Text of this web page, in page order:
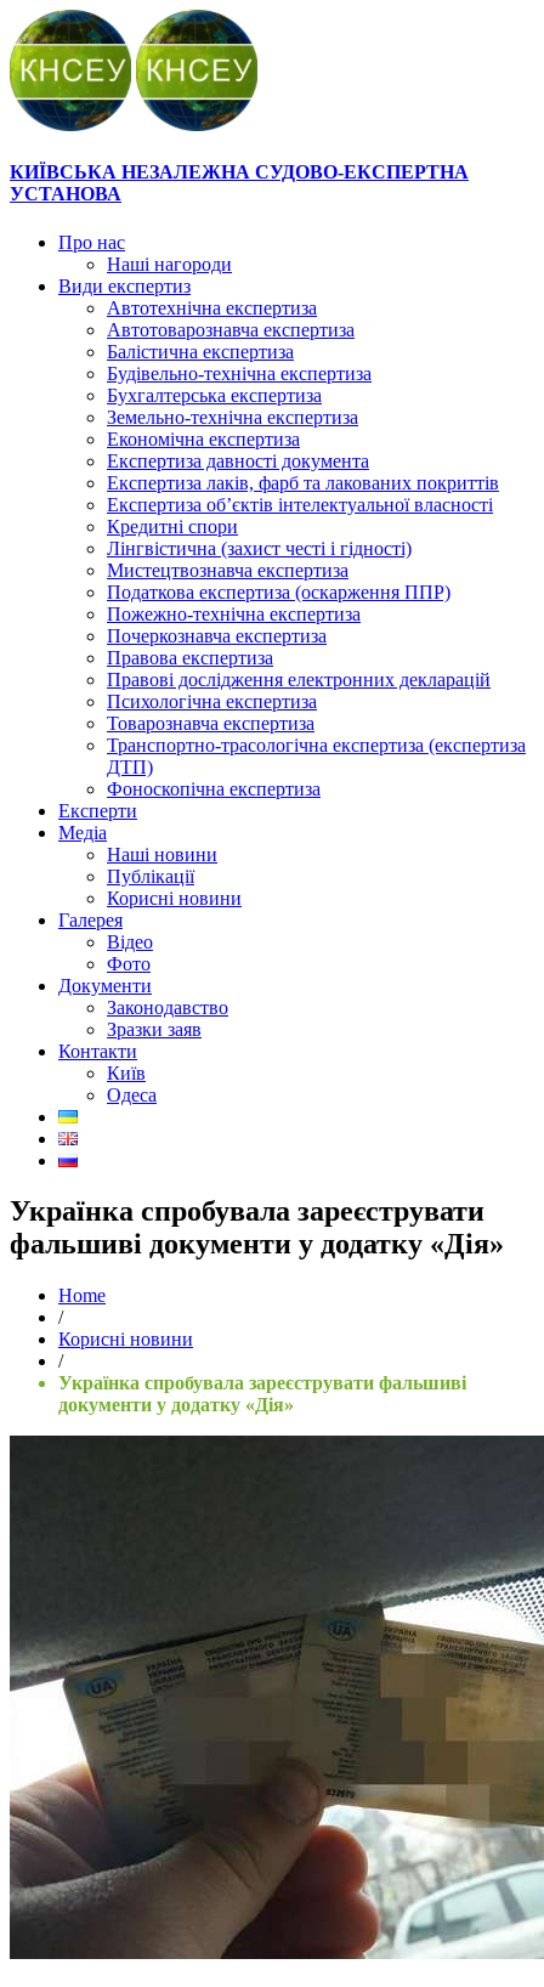
КИЇВСЬКА НЕЗАЛЕЖНА СУДОВО-ЕКСПЕРТНА
УСТАНОВА
Про нас
Наші нагороди
Види експертиз
Автотехнічна експертиза
Автотоварознавча експертиза
Балістична експертиза
Будівельно-технічна експертиза
Бухгалтерська експертиза
Земельно-технічна експертиза
Економічна експертиза
Експертиза давності документа
Експертиза лаків, фарб та лакованих покриттів
Експертиза об’єктів інтелектуальної власності
Кредитні спори
Лінгвістична (захист честі і гідності)
Мистецтвознавча експертиза
Податкова експертиза (оскарження ППР)
Пожежно-технічна експертиза
Почеркознавча експертиза
Правова експертиза
Правові дослідження електронних декларацій
Психологічна експертиза
Товарознавча експертиза
Транспортно-трасологічна експертиза (експертиза
ДТП)
Фоноскопічна експертиза
Експерти
Медіа
Наші новини
Публікації
Корисні новини
Галерея
Відео
Фото
Документи
Законодавство
Зразки заяв
Контакти
Київ
Одеса
Українка спробувала зареєструвати
фальшиві документи у додатку «Дія»
Home
/
Корисні новини
/
Українка спробувала зареєструвати фальшиві
документи у додатку «Дія»